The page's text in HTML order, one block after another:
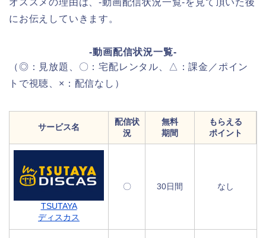
にお伝えしていきます。
-動画配信状況一覧-
（◎：見放題、〇：宅配レンタル、△：課金／ポイン
トで視聴、×：配信なし）
サービス名
配信状
況
無料
期間
もらえる
ポイント
TSUTAYA
ディスカス
〇 30日間 なし